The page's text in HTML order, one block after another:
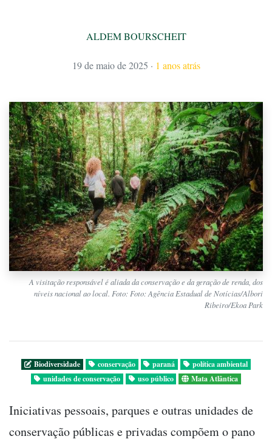
ALDEM BOURSCHEIT
19 de maio de 2025 · 1 anos atrás
A visitação responsável é aliada da conservação e da geração de renda, dos
níveis nacional ao local. Foto: Foto: Agência Estadual de Notícias/Albori
Ribeiro/Ekoa Park
Biodiversidade conservação paraná
política ambiental
unidades de conservação
uso público Mata Atlântica
Iniciativas pessoais, parques e outras unidades de
conservação públicas e privadas compõem o pano